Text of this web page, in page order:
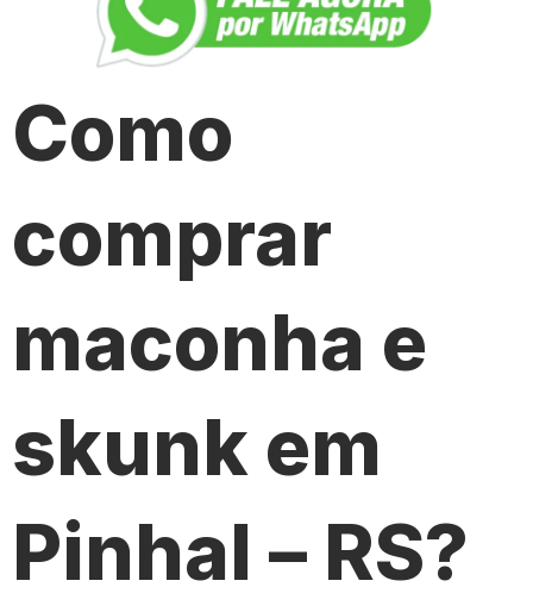
Como
comprar
maconha e
skunk em
Pinhal – RS?